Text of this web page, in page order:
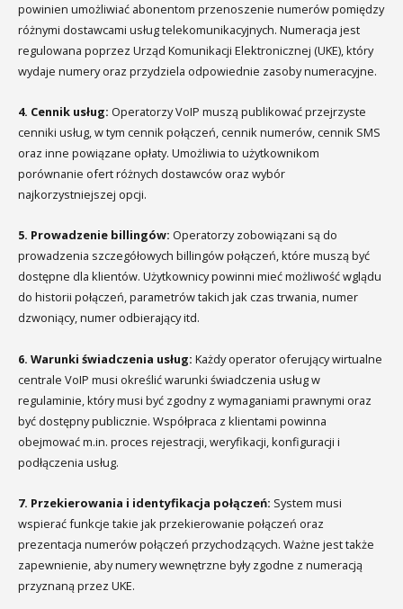
powinien umożliwiać abonentom przenoszenie numerów pomiędzy
różnymi dostawcami usług telekomunikacyjnych. Numeracja jest
regulowana poprzez Urząd Komunikacji Elektronicznej (UKE), który
wydaje numery oraz przydziela odpowiednie zasoby numeracyjne.
4. Cennik usług: Operatorzy VoIP muszą publikować przejrzyste
cenniki usług, w tym cennik połączeń, cennik numerów, cennik SMS
oraz inne powiązane opłaty. Umożliwia to użytkownikom
porównanie ofert różnych dostawców oraz wybór
najkorzystniejszej opcji.
5. Prowadzenie billingów: Operatorzy zobowiązani są do
prowadzenia szczegółowych billingów połączeń, które muszą być
dostępne dla klientów. Użytkownicy powinni mieć możliwość wglądu
do historii połączeń, parametrów takich jak czas trwania, numer
dzwoniący, numer odbierający itd.
6. Warunki świadczenia usług: Każdy operator oferujący wirtualne
centrale VoIP musi określić warunki świadczenia usług w
regulaminie, który musi być zgodny z wymaganiami prawnymi oraz
być dostępny publicznie. Współpraca z klientami powinna
obejmować m.in. proces rejestracji, weryfikacji, konfiguracji i
podłączenia usług.
7. Przekierowania i identyfikacja połączeń: System musi
wspierać funkcje takie jak przekierowanie połączeń oraz
prezentacja numerów połączeń przychodzących. Ważne jest także
zapewnienie, aby numery wewnętrzne były zgodne z numeracją
przyznaną przez UKE.